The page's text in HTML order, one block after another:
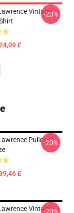
Vintage
£
-20%
Pullover
£
-20%
Vintage